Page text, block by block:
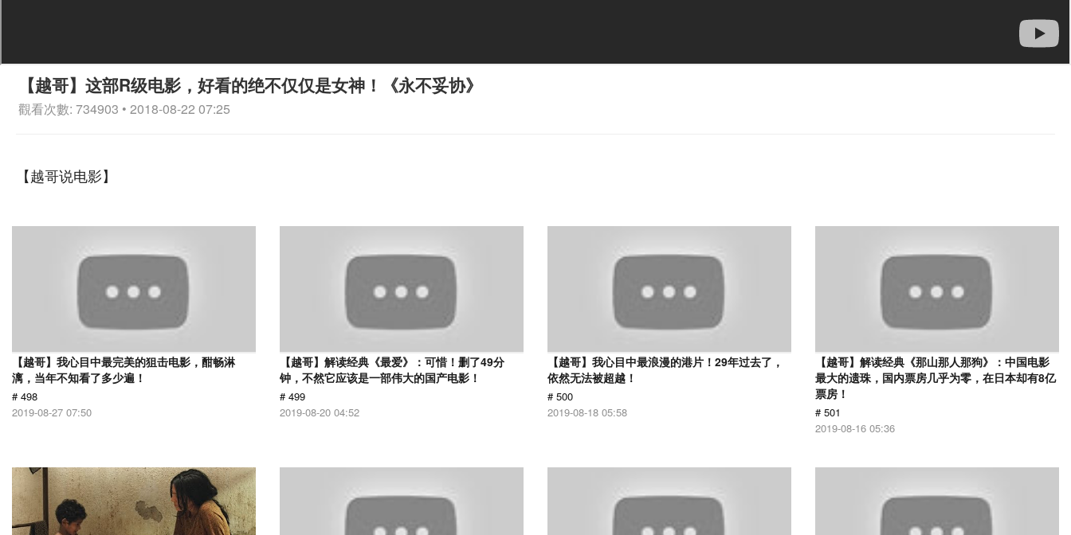
【越哥】这部R级电影，好看的绝不仅仅是女神！《永不妥协》
觀看次數: 734903 • 2018-08-22 07:25
【越哥说电影】
【越哥】我心目中最完美的狙击电影，酣畅淋
漓，当年不知看了多少遍！
# 498
2019-08-27 07:50
【越哥】解读经典《最爱》：可惜！删了49分
钟，不然它应该是一部伟大的国产电影！
# 499
2019-08-20 04:52
【越哥】我心目中最浪漫的港片！29年过去了，
依然无法被超越！
# 500
2019-08-18 05:58
【越哥】解读经典《那山那人那狗》：中国电影
最大的遗珠，国内票房几乎为零，在日本却有8亿
票房！
# 501
2019-08-16 05:36